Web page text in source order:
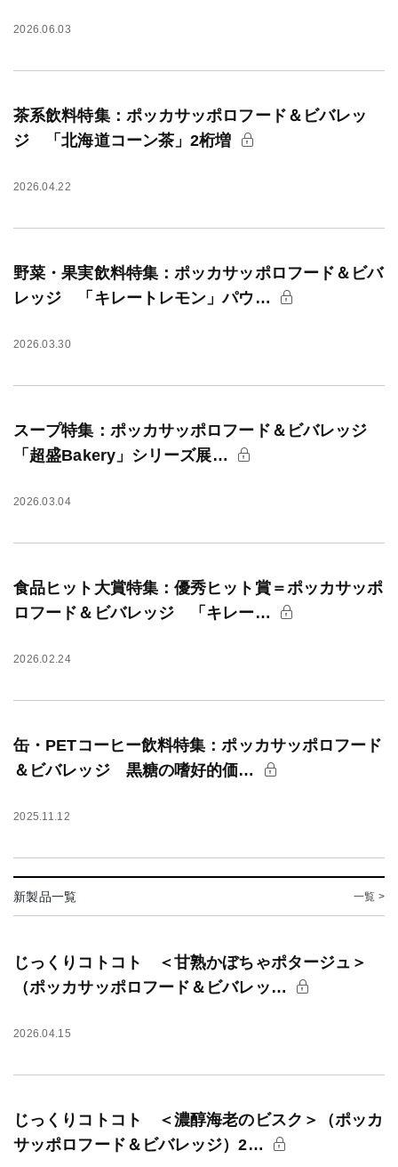
2026.06.03
茶系飲料特集：ポッカサッポロフード＆ビバレッ
ジ 「北海道コーン茶」2桁増
2026.04.22
野菜・果実飲料特集：ポッカサッポロフード＆ビバ
レッジ 「キレートレモン」パウ…
2026.03.30
スープ特集：ポッカサッポロフード＆ビバレッジ
「超盛Bakery」シリーズ展…
2026.03.04
食品ヒット大賞特集：優秀ヒット賞＝ポッカサッポ
ロフード＆ビバレッジ 「キレー…
2026.02.24
缶・PETコーヒー飲料特集：ポッカサッポロフード
＆ビバレッジ 黒糖の嗜好的価…
2025.11.12
新製品一覧 一覧 >
じっくりコトコト ＜甘熟かぼちゃポタージュ＞
（ポッカサッポロフード＆ビバレッ…
2026.04.15
じっくりコトコト ＜濃醇海老のビスク＞（ポッカ
サッポロフード＆ビバレッジ）2…